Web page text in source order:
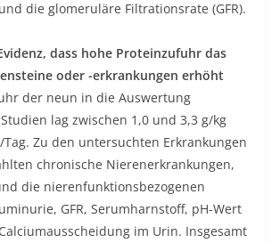
die glomeruläre Filtrationsrate (GFR).
dass hohe Proteinzufuhr das
oder -erkrankungen erhöht
der neun in die Auswertung
lag zwischen 1,0 und 3,3 g/kg
Zu den untersuchten Erkrankungen
chronische Nierenerkrankungen,
die nierenfunktionsbezogenen
GFR, Serumharnstoff, pH-Wert
im Urin. Insgesamt